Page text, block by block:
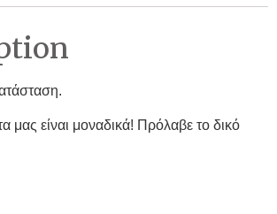
μας είναι μοναδικά! Πρόλαβε το δικό